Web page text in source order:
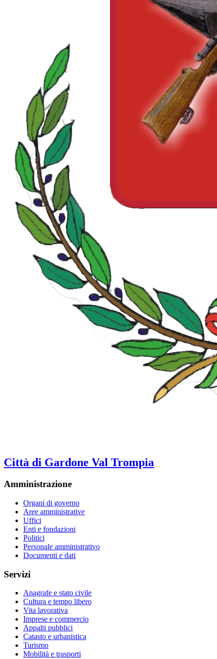
Città di Gardone Val Trompia
Amministrazione
Organi di governo
Aree amministrative
Uffici
Enti e fondazioni
Politici
Personale amministrativo
Documenti e dati
Servizi
Anagrafe e stato civile
Cultura e tempo libero
Vita lavorativa
Imprese e commercio
Appalti pubblici
Catasto e urbanistica
Turismo
Mobilità e trasporti